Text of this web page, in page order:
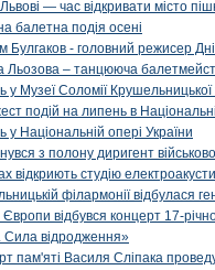
— час відкривати місто
балетна подія осені
Булгаков - головний режисер
Льозова – танцююча
у Музеї Соломії
подій на липень в
у Національній опері України
з полону диригент
відкриють студію
філармонії відбулася
відбувся концерт 17-
Сила відродження»
пам'яті Василя Сліпака